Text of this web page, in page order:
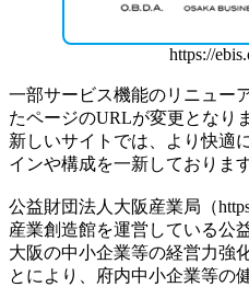
https://
一部サービス機能のリニュー
たページのURLが変更となり
新しいサイトでは、より快適
インや構成を一新しております
公益財団法人大阪産業局（
産業創造館を運営している公
大阪の中小企業等の経営力強
とにより、府内中小企業等の